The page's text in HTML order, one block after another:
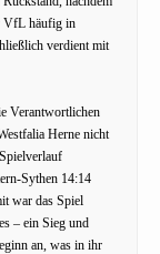
VfL häufig in
verdient mit
Verantwortlichen
Herne nicht
Sythen 14:14
war das Spiel
– ein Sieg und
an, was in ihr